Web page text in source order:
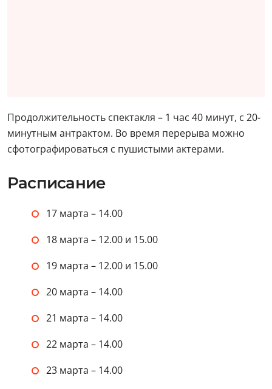
Продолжительность спектакля – 1 час 40 минут, с 20-
минутным антрактом. Во время перерыва можно
сфотографироваться с пушистыми актерами.
Расписание
17 марта – 14.00
18 марта – 12.00 и 15.00
19 марта – 12.00 и 15.00
20 марта – 14.00
21 марта – 14.00
22 марта – 14.00
23 марта – 14.00